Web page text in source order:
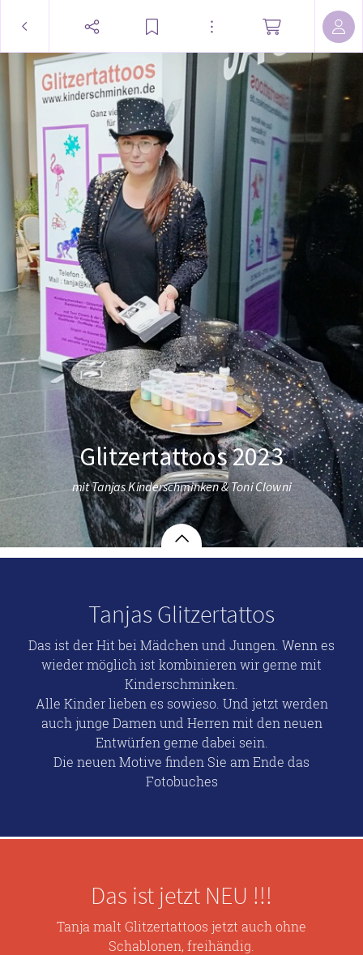
Glitzertattoos 2023
mit Tanjas Kinderschminken & Toni Clowni
Tanjas Glitzertattos
Das ist der Hit bei Mädchen und Jungen. Wenn es
wieder möglich ist kombinieren wir gerne mit
Kinderschminken.
Alle Kinder lieben es sowieso. Und jetzt werden
auch junge Damen und Herren mit den neuen
Entwürfen gerne dabei sein.
Die neuen Motive finden Sie am Ende das
Fotobuches
Das ist jetzt NEU !!!
Tanja malt Glitzertattoos jetzt auch ohne
Schablonen, freihändig.